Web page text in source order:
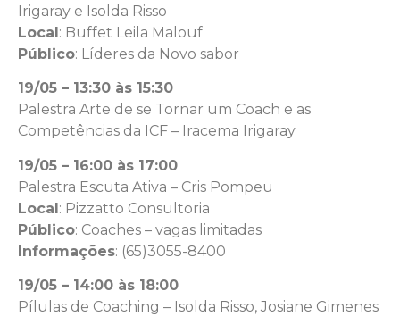
Irigaray e Isolda Risso
Local: Buffet Leila Malouf
Público: Líderes da Novo sabor
19/05 – 13:30 às 15:30
Palestra Arte de se Tornar um Coach e as
Competências da ICF – Iracema Irigaray
19/05 – 16:00 às 17:00
Palestra Escuta Ativa – Cris Pompeu
Local: Pizzatto Consultoria
Público: Coaches – vagas limitadas
Informações: (65)3055-8400
19/05 – 14:00 às 18:00
Pílulas de Coaching – Isolda Risso, Josiane Gimenes